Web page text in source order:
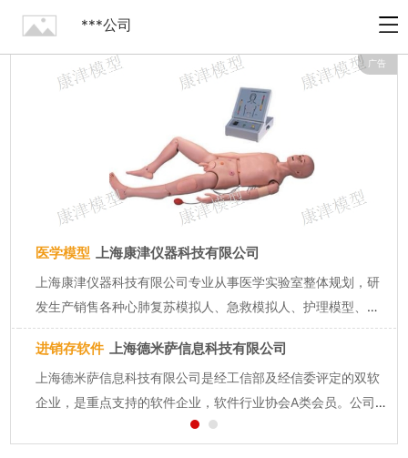
***公司
广告
医学模型 上海康津仪器科技有限公司
上海康津仪器科技有限公司专业从事医学实验室整体规划，研
发生产销售各种心肺复苏模拟人、急救模拟人、护理模型、人
体解剖模型、临床医学模型等医学实验室装备。 公司立足于
科研力量雄厚、对外学术交流集中的上海市。研发中心及市内
办公中心坐落于上海...
进销存软件 上海德米萨信息科技有限公司
上海德米萨信息科技有限公司是经工信部及经信委评定的双软
企业，是重点支持的软件企业，软件行业协会A类会员。公司按
照国际先进管理模式和制度组建，专业致力于企业ERP管理方